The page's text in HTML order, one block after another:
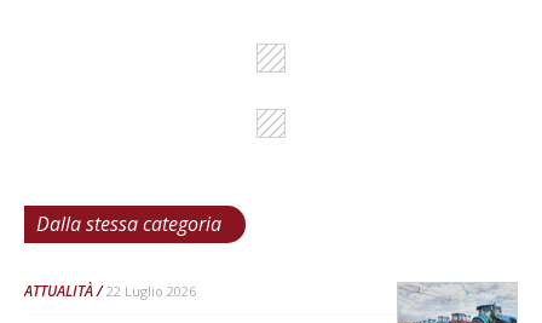
Dalla stessa categoria
ATTUALITÀ 22 Luglio 2026